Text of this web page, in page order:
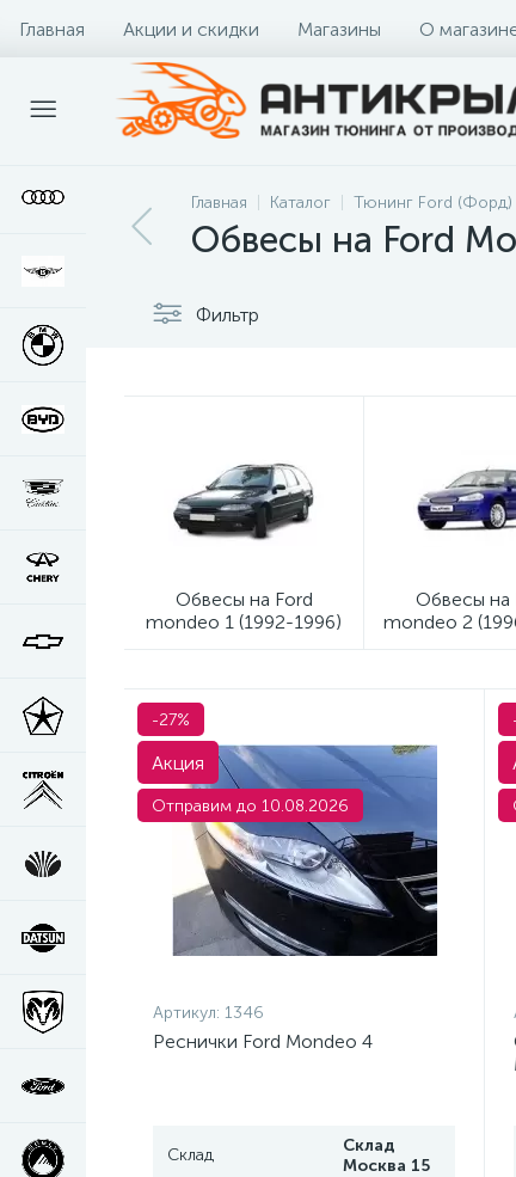
Главная Акции и скидки Магазины О
Главная Каталог Тюнинг Ford (Форд)
Обвесы на Ford
Фильтр
Обвесы на Ford
mondeo 1 (1992-1996)
Обвесы на
mondeo 2
-27%
Акция
Отправим до 10.08.2026
Артикул: 1346
Реснички Ford Mondeo 4
Склад
Склад
Москва 15